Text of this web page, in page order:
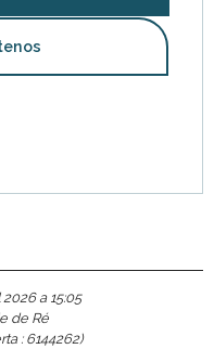
a 15:05
de Ré
: 6144262)